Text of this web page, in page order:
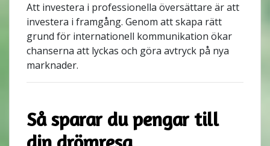
Att investera i professionella översättare är att
investera i framgång. Genom att skapa rätt
grund för internationell kommunikation ökar
chanserna att lyckas och göra avtryck på nya
marknader.
Så sparar du pengar till